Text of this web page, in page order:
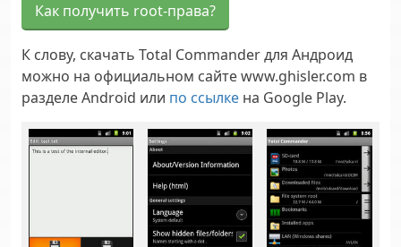
Как получить root-права?
К слову, скачать Total Commander для Андроид
можно на официальном сайте www.ghisler.com в
разделеAndroid или по ссылке на Google Play.